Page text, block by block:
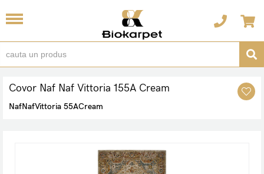
Covor Naf Naf Vittoria 155A Cream
NafNafVittoria 55ACream